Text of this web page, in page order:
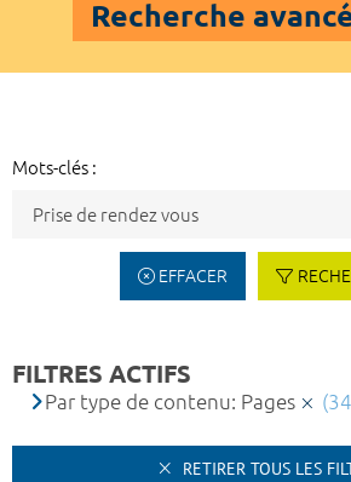
Recherche
Mots-clés :
EFFACER
FILTRES ACTIFS
Par type de contenu: Pages
RETIRER TOUS LES